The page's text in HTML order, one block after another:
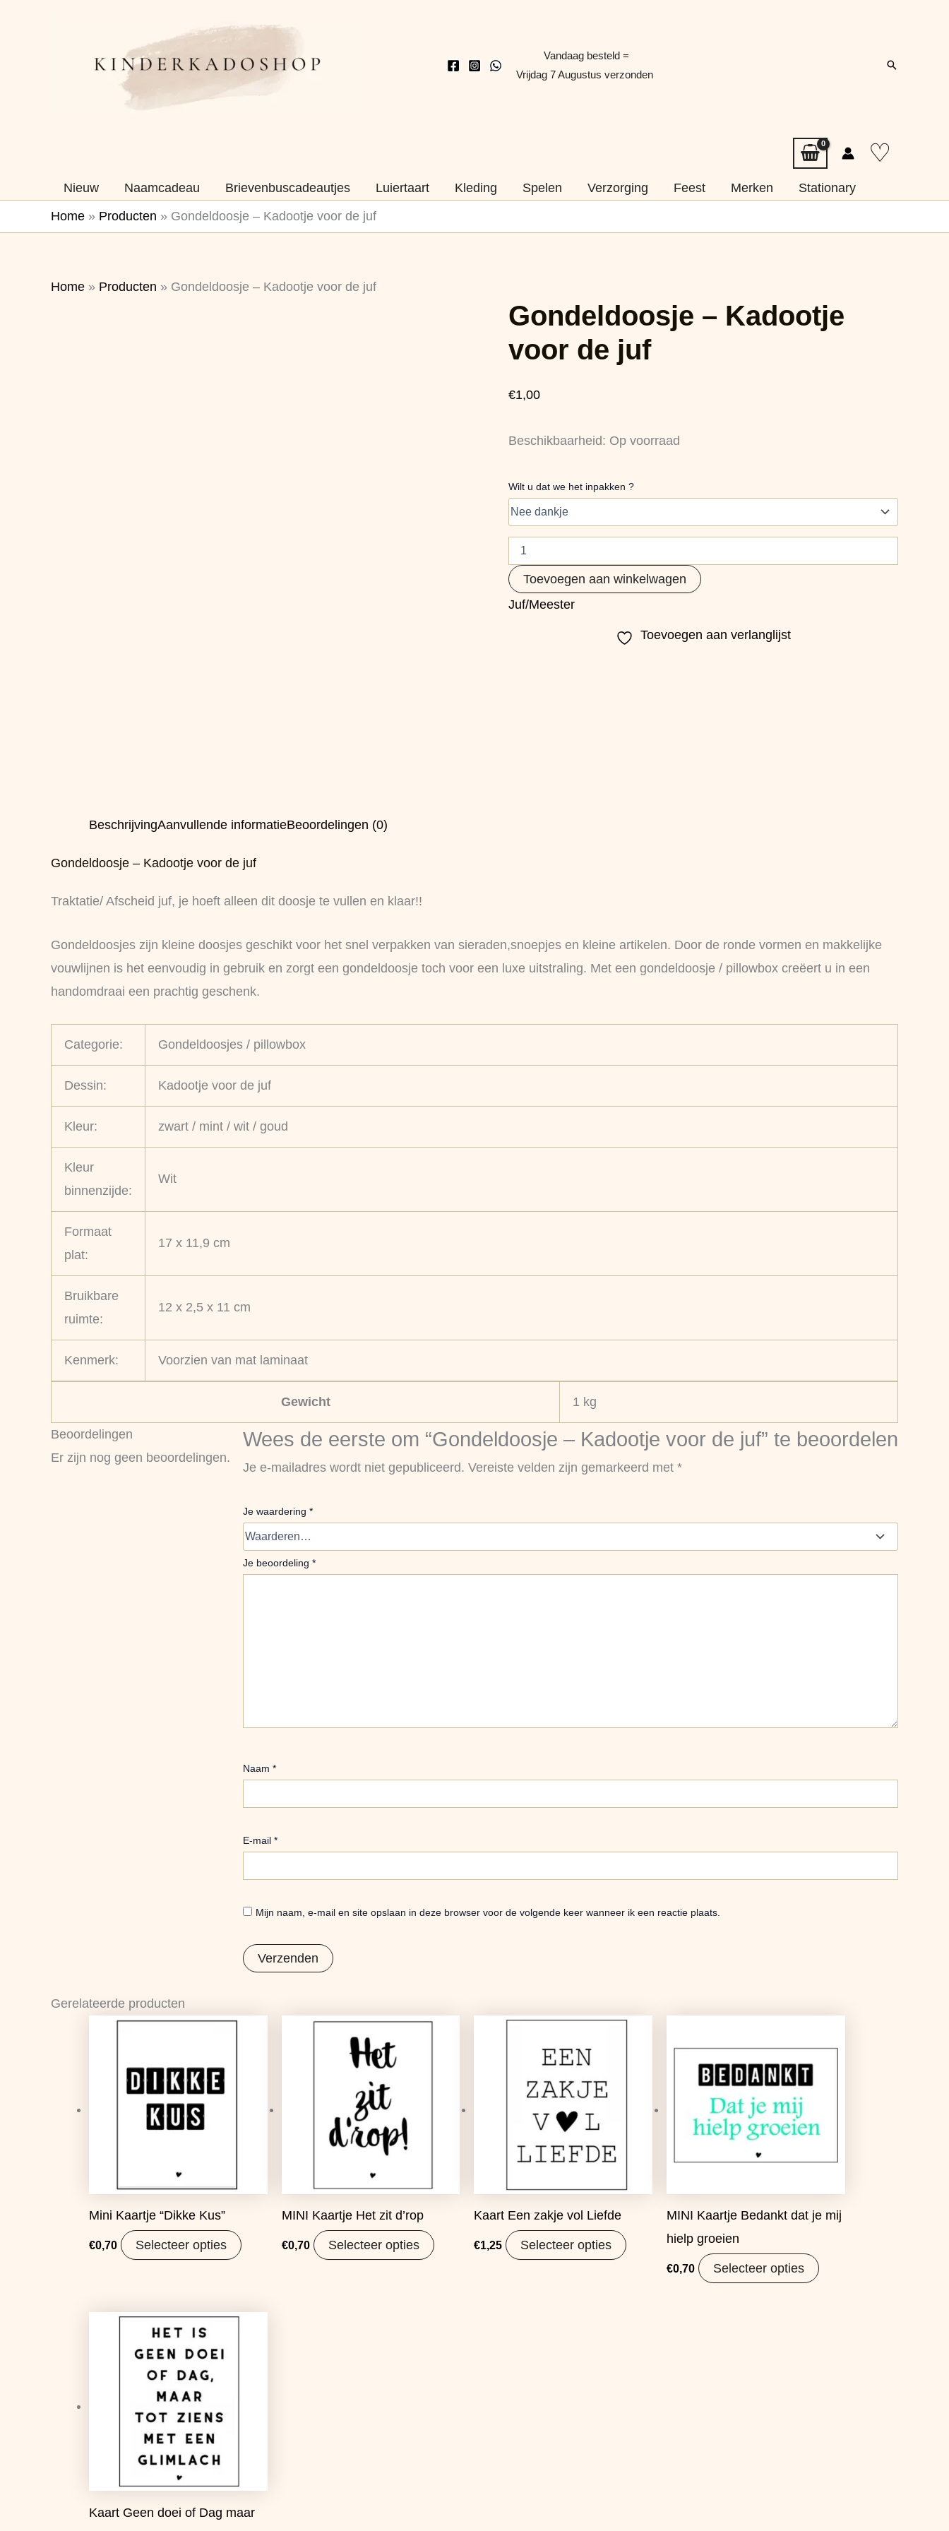
Vandaag besteld =
Vrijdag 7 Augustus verzonden
Zoeken
♡
Nieuw Naamcadeau Brievenbuscadeautjes Luiertaart Kleding Spelen Verzorging Feest Merken
Stationary
Home » Producten » Gondeldoosje – Kadootje voor de juf
Home » Producten » Gondeldoosje – Kadootje voor de juf
Gondeldoosje – Kadootje
voor de juf
€1,00
Beschikbaarheid: Op voorraad
Wilt u dat we het inpakken ?
Kadootje
voor
juf
Toevoegen aan winkelwagen
Juf/Meester
Toevoegen aan verlanglijst
BeschrijvingAanvullende informatieBeoordelingen (0)
Gondeldoosje – Kadootje voor de juf
Traktatie/ Afscheid juf, je hoeft alleen dit doosje te vullen en klaar!!
Gondeldoosjes zijn kleine doosjes geschikt voor het snel verpakken van sieraden,snoepjes en kleine artikelen. Door de ronde vormen en makkelijke
vouwlijnen is het eenvoudig in gebruik en zorgt een gondeldoosje toch voor een luxe uitstraling. Met een gondeldoosje / pillowbox creëert u in een
handomdraai een prachtig geschenk.
Categorie: Gondeldoosjes / pillowbox
Dessin: Kadootje voor de juf
Kleur: zwart / mint / wit / goud
Kleur
binnenzijde:
Wit
Formaat
plat:
17 x 11,9 cm
Bruikbare
ruimte:
12 x 2,5 x 11 cm
Kenmerk: Voorzien van mat laminaat
Gewicht 1 kg
Beoordelingen
Er zijn nog geen beoordelingen.
Wees de eerste om “Gondeldoosje – Kadootje voor de juf” te beoordelen
Je e-mailadres wordt niet gepubliceerd. Vereiste velden zijn gemarkeerd met *
Je waardering *
Je beoordeling *
Naam *
E-mail *
Mijn naam, e-mail en site opslaan in deze browser voor de volgende keer wanneer ik een reactie plaats.
Gerelateerde producten
Mini Kaartje “Dikke Kus”
€0,70 Selecteer opties
MINI Kaartje Het zit d’rop
€0,70 Selecteer opties
Kaart Een zakje vol Liefde
€1,25 Selecteer opties
MINI Kaartje Bedankt dat je mij
hielp groeien
€0,70 Selecteer opties
Kaart Geen doei of Dag maar